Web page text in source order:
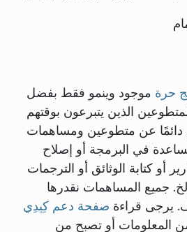
حرة موجود وينمو فقط بفضل
الذين يتبرعون بوقتهم
عن متطوعين ومساهمات
في البرمجة أو إصلاح
أو كتابة الوثائق أو الترجمات
جميع المساهمات نقدرها
يرجى قراءة صفحة دعم كِيدِي
المعلومات أو تصبح من